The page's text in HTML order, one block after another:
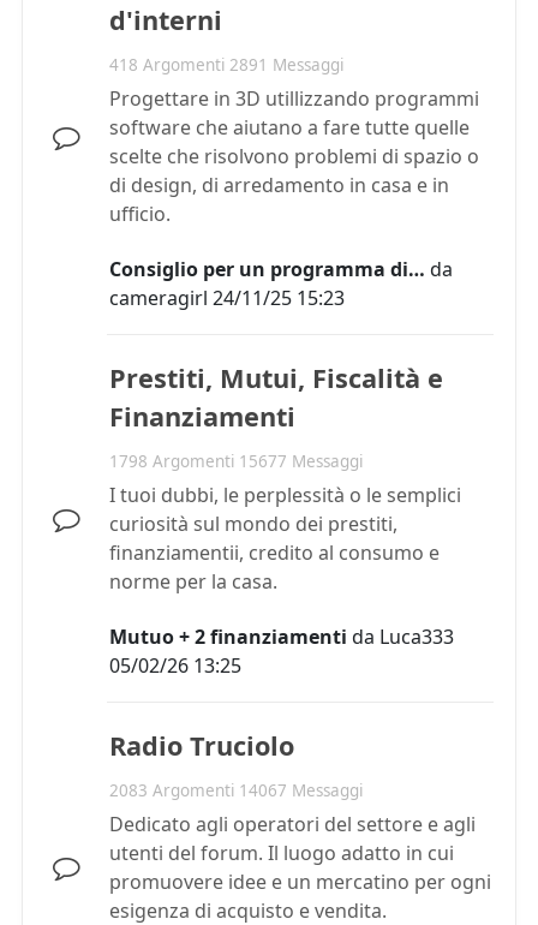
d'interni
418 Argomenti 2891 Messaggi
Progettare in 3D utillizzando programmi
software che aiutano a fare tutte quelle
scelte che risolvono problemi di spazio o
di design, di arredamento in casa e in
ufficio.
Consiglio per un programma di… da
cameragirl 24/11/25 15:23
Prestiti, Mutui, Fiscalità e
Finanziamenti
1798 Argomenti 15677 Messaggi
I tuoi dubbi, le perplessità o le semplici
curiosità sul mondo dei prestiti,
finanziamentii, credito al consumo e
norme per la casa.
Mutuo + 2 finanziamenti da Luca333
05/02/26 13:25
Radio Truciolo
2083 Argomenti 14067 Messaggi
Dedicato agli operatori del settore e agli
utenti del forum. Il luogo adatto in cui
promuovere idee e un mercatino per ogni
esigenza di acquisto e vendita.